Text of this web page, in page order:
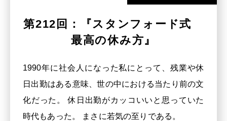
第212回：『スタンフォード式
最高の休み方』
1990年に社会人になった私にとって、残業や休
日出勤はある意味、世の中における当たり前の文
化だった。 休日出勤がカッコいいと思っていた
時代もあった。 まさに若気の至りである。